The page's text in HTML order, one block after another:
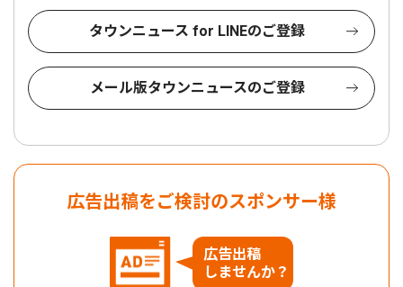
タウンニュース for LINEのご登録
メール版タウンニュースのご登録
広告出稿をご検討のスポンサー様
広告出稿
しませんか？